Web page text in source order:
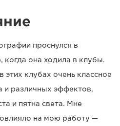
проснулся в
когда она ходила в клубы.
этих клубах очень классное
и различных эффектов,
и пятна света. Мне
на мою работу —